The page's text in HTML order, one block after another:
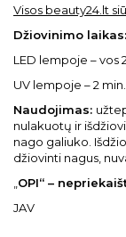
Visos beauty24.lt
Džiovinimo laikas:
LED lempoje – vos
UV lempoje – 2 min.
Naudojimas:
nulakuotų ir
nago galiuko.
džiovinti nagus,
OPI“ –
JAV